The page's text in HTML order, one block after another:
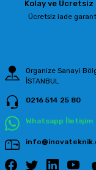
Ürün fiyatı diğer
Kolay ve Ücretsiz
Ücretsiz iade
Organize Sanayi
İSTANBUL
0216 514 25 80
Whatsapp İletişim